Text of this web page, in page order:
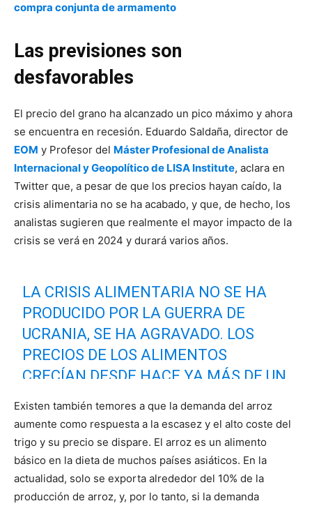
compra conjunta de armamento
Las previsiones son
desfavorables
El precio del grano ha alcanzado un pico máximo y ahora
se encuentra en recesión. Eduardo Saldaña, director de
EOM y Profesor del Máster Profesional de Analista
Internacional y Geopolítico de LISA Institute, aclara en
Twitter que, a pesar de que los precios hayan caído, la
crisis alimentaria no se ha acabado, y que, de hecho, los
analistas sugieren que realmente el mayor impacto de la
crisis se verá en 2024 y durará varios años.
LA CRISIS ALIMENTARIA NO SE HA
PRODUCIDO POR LA GUERRA DE
UCRANIA, SE HA AGRAVADO. LOS
PRECIOS DE LOS ALIMENTOS
CRECÍAN DESDE HACE YA MÁS DE UN
AÑO. MALAS COSECHAS, LOS DAÑOS
ECONÓMICOS DE LA PANDEMIA,
PROBLEMAS DE SUMINISTRO,
PRECIOS DEL COMBUSTIBLE. ESOS
PROBLEMAS SIGUEN AHÍ.
PIC.TWITTER.COM/CSEQAJI59I
Existen también temores a que la demanda del arroz
aumente como respuesta a la escasez y el alto coste del
trigo y su precio se dispare. El arroz es un alimento
básico en la dieta de muchos países asiáticos. En la
actualidad, solo se exporta alrededor del 10% de la
producción de arroz, y, por lo tanto, si la demanda